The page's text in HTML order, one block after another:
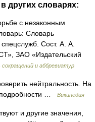
других словарях:
с незаконным
Словарь
Сост. А. А.
ЗАО «Издательский
сокращений и аббревиатур
нейтральность. На
…
Википедия
и другие значения,